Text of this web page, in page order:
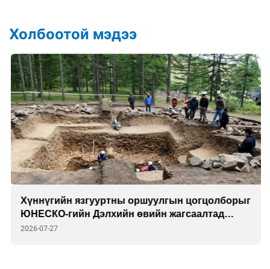
Холбоотой мэдээ
Хүннүгийн язгууртны оршуулгын цогцолборыг
ЮНЕСКО-гийн Дэлхийн өвийн жагсаалтад
бүртгэлээ
2026-07-27